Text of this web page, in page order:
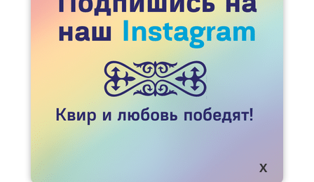
"В ТЕАТРЕ ТЫ НАЗЫВАЕШЬ КАЗАХОВ
КАЗАХАМИ, А РУССКИХ – РУССКИМИ". КАК
АРТИШОК ГОВОРИТ О ТОМ, О ЧЁМ ПРИНЯТО
06
Драматург Ольга Малышева и директор